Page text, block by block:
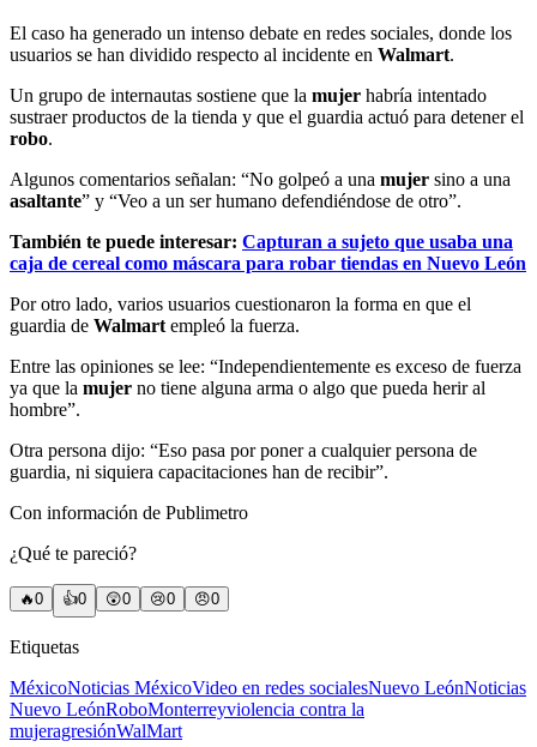
El caso ha generado un intenso debate en redes sociales, donde los
usuarios se han dividido respecto al incidente en Walmart.
Un grupo de internautas sostiene que la mujer habría intentado
sustraer productos de la tienda y que el guardia actuó para detener el
robo.
Algunos comentarios señalan: “No golpeó a una mujer sino a una
asaltante” y “Veo a un ser humano defendiéndose de otro”.
También te puede interesar: Capturan a sujeto que usaba una
caja de cereal como máscara para robar tiendas en Nuevo León
Por otro lado, varios usuarios cuestionaron la forma en que el
guardia de Walmart empleó la fuerza.
Entre las opiniones se lee: “Independientemente es exceso de fuerza
ya que la mujer no tiene alguna arma o algo que pueda herir al
hombre”.
Otra persona dijo: “Eso pasa por poner a cualquier persona de
guardia, ni siquiera capacitaciones han de recibir”.
Con información de Publimetro
¿Qué te pareció?
🔥0 👍0 😲0 😢0 😠0
Etiquetas
MéxicoNoticias MéxicoVideo en redes socialesNuevo LeónNoticias
Nuevo LeónRoboMonterreyviolencia contra la
mujeragresiónWalMart